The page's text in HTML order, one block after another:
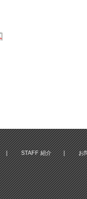
| STAFF 紹介 | お